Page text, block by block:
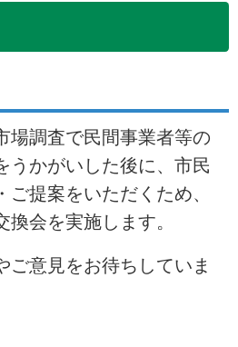
場調査で民間事業者等の
うかがいした後に、市民
提案をいただくため、
会を実施します。
ご意見をお待ちしていま